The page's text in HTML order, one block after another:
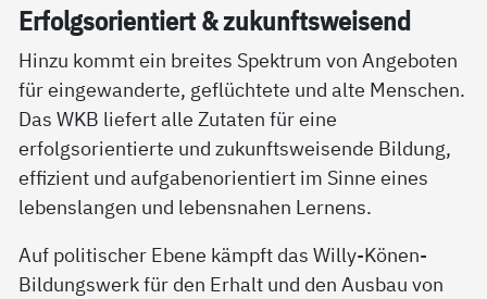
Er­folgs­o­ri­en­tiert & zu­kunfts­wei­send
Hinzu kommt ein breites Spektrum von Angeboten
für eingewanderte, geflüchtete und alte Menschen.
Das WKB liefert alle Zutaten für eine
erfolgsorientierte und zukunftsweisende Bildung,
effizient und aufgabenorientiert im Sinne eines
lebenslangen und lebensnahen Lernens.
Auf politischer Ebene kämpft das Willy-Könen-
Bildungswerk für den Erhalt und den Ausbau von